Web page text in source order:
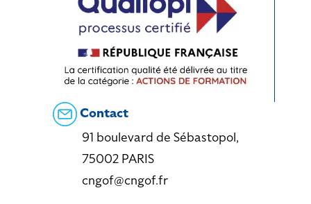
Contact
91 boulevard de Sébastopol,
75002 PARIS
cngof@cngof.fr